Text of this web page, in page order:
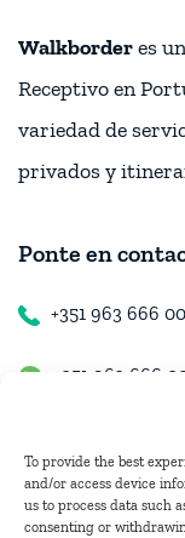
To provide the best
and/or access device
us to process data such
consenting or
Walkborderes
Receptivo en
variedad de
privados y
Ponte en
+351 963 666
+351 963 666
Contacto